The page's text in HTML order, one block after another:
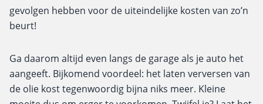
gevolgen hebben voor de uiteindelijke kosten van zo’n
beurt!
Ga daarom altijd even langs de garage als je auto het
aangeeft. Bijkomend voordeel: het laten verversen van
de olie kost tegenwoordig bijna niks meer. Kleine